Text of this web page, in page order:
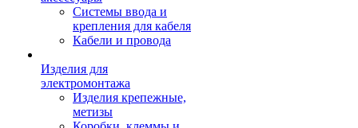
Системы ввода и
крепления для кабеля
Кабели и провода
Изделия для
электромонтажа
Изделия крепежные,
метизы